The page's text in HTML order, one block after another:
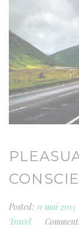
Posted: 11 mai 2015
Travel